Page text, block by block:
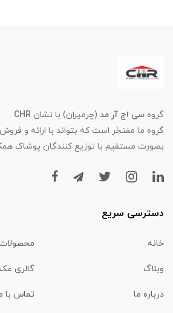
گروه سی اچ آر مد (چرمیران) با نشان CHR
گروه ما مفتخر است که بتواند با ارائه و
بصورت مستقیم با توزیع کنندگان پوشاک
دسترسی سریع
خانه
وبلاگ گالری
درباره ما تماس با